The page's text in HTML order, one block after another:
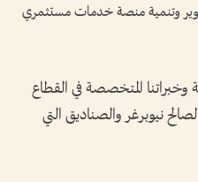
وتنمية منصة خدمات مستثمري
وخبراتنا المتخصصة في القطاع
نيوبرغر والصناديق التي